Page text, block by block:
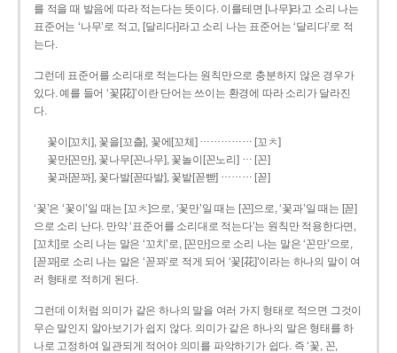
를 적을 때 발음에 따라 적는다는 뜻이다. 이를테면 [나무]라고 소리 나는
표준어는 ‘나무’로 적고, [달리다]라고 소리 나는 표준어는 ‘달리다’로 적
는다.
그런데 표준어를 소리대로 적는다는 원칙만으로 충분하지 않은 경우가
있다. 예를 들어 ‘꽃[花]’이란 단어는 쓰이는 환경에 따라 소리가 달라진
다.
꽃이[꼬치], 꽃을[꼬츨], 꽃에[꼬체] …………… [꼬ㅊ]
꽃만[꼰만], 꽃나무[꼰나무], 꽃놀이[꼰노리] … [꼰]
꽃과[꼳꽈], 꽃다발[꼳따발], 꽃밭[꼳빧] ……… [꼳]
‘꽃’은 ‘꽃이’일 때는 [꼬ㅊ]으로, ‘꽃만’일 때는 [꼰]으로, ‘꽃과’일 때는 [꼳]
으로 소리 난다. 만약 ‘표준어를 소리대로 적는다’는 원칙만 적용한다면,
[꼬치]로 소리 나는 말은 ‘꼬치’로, [꼰만]으로 소리 나는 말은 ‘꼰만’으로,
[꼳꽈]로 소리 나는 말은 ‘꼳꽈’로 적게 되어 ‘꽃[花]’이라는 하나의 말이 여
러 형태로 적히게 된다.
그런데 이처럼 의미가 같은 하나의 말을 여러 가지 형태로 적으면 그것이
무슨 말인지 알아보기가 쉽지 않다. 의미가 같은 하나의 말은 형태를 하
나로 고정하여 일관되게 적어야 의미를 파악하기가 쉽다. 즉 ‘꽃, 꼰,